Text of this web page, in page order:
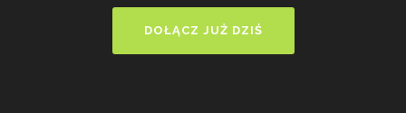
DOŁĄCZ JUŻ DZIŚ